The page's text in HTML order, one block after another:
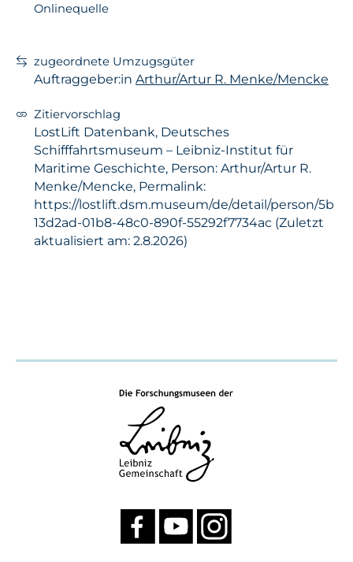
Onlinequelle
zugeordnete Umzugsgüter
Auftraggeber:in Arthur/Artur R. Menke/Mencke
Zitiervorschlag
LostLift Datenbank, Deutsches
Schifffahrtsmuseum – Leibniz-Institut für
Maritime Geschichte, Person: Arthur/Artur R.
Menke/Mencke, Permalink:
https://lostlift.dsm.museum/de/detail/person/5b
13d2ad-01b8-48c0-890f-55292f7734ac (Zuletzt
aktualisiert am: 2.8.2026)